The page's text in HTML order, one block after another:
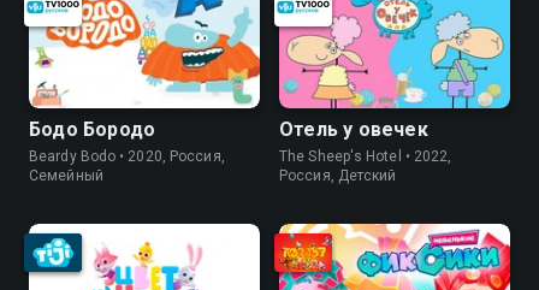
Бодо Бородо
Beardy Bodo • 2020, Россия,
Семейный
Отель у овечек
The Sheep's Hotel • 2022,
Россия, Детский